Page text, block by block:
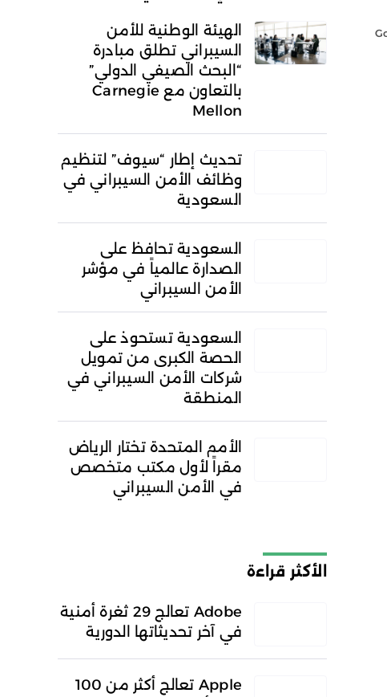
الهيئة الوطنية للأمن
السيبراني تطلق مبادرة
“البحث الصيفي الدولي”
بالتعاون مع Carnegie
Mellon
تحديث إطار “سيوف” لتنظيم
وظائف الأمن السيبراني في
السعودية
السعودية تحافظ على
الصدارة عالمياً في مؤشر
الأمن السيبراني
السعودية تستحوذ على
الحصة الكبرى من تمويل
شركات الأمن السيبراني في
المنطقة
الأمم المتحدة تختار الرياض
مقراً لأول مكتب متخصص
في الأمن السيبراني
الأكثر قراءة
Adobe تعالج 29 ثغرة أمنية
في آخر تحديثاتها الدورية
Apple تعالج أكثر من 100